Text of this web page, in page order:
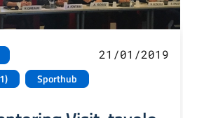
Sporthub
21/01/2019